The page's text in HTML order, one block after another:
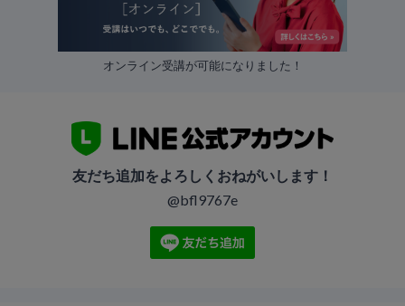
オンライン受講が可能になりました！
友だち追加をよろしくおねがいします！
@bfl9767e